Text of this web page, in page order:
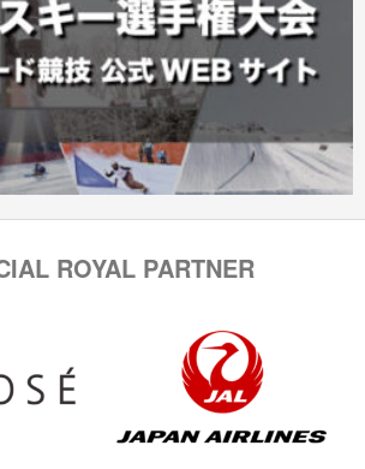
ROYAL PARTNER